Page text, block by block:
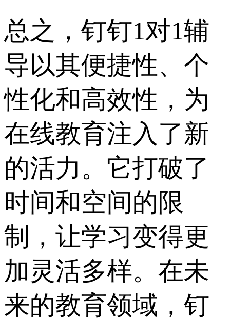
总之，钉钉1对1辅
导以其便捷性、个
性化和高效性，为
在线教育注入了新
的活力。它打破了
时间和空间的限
制，让学习变得更
加灵活多样。在未
来的教育领域，钉